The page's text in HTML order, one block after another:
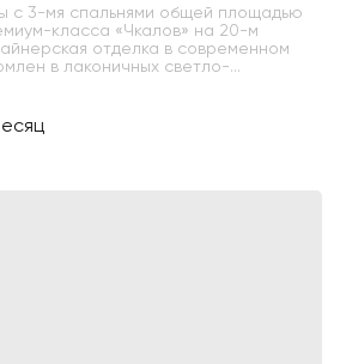
с 3-мя спальнями общей площадью
класса «Чкалов» на 20-м
отделка в современном
в лаконичных светло-...